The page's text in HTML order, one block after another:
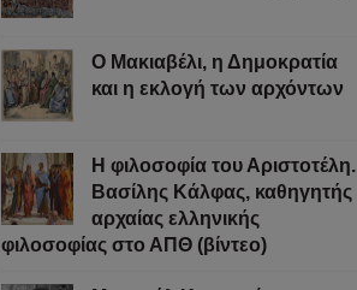
Ο Μακιαβέλι, η Δημοκρατία
και η εκλογή των αρχόντων
Η φιλοσοφία του Αριστοτέλη.
Βασίλης Κάλφας, καθηγητής
αρχαίας ελληνικής
φιλοσοφίας στο ΑΠΘ (βίντεο)